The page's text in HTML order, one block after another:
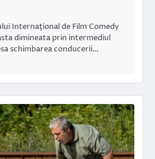
Internaţional de Film Comedy
dimineata prin intermediul
schimbarea conducerii…